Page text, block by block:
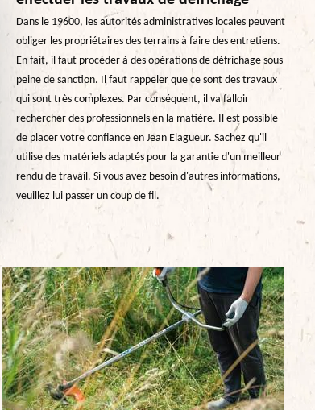
Dans le 19600, les autorités administratives locales peuvent
obliger les propriétaires des terrains à faire des entretiens.
En fait, il faut procéder à des opérations de défrichage sous
peine de sanction. Il faut rappeler que ce sont des travaux
qui sont très complexes. Par conséquent, il va falloir
rechercher des professionnels en la matière. Il est possible
de placer votre confiance en Jean Elagueur. Sachez qu'il
utilise des matériels adaptés pour la garantie d'un meilleur
rendu de travail. Si vous avez besoin d'autres informations,
veuillez lui passer un coup de fil.